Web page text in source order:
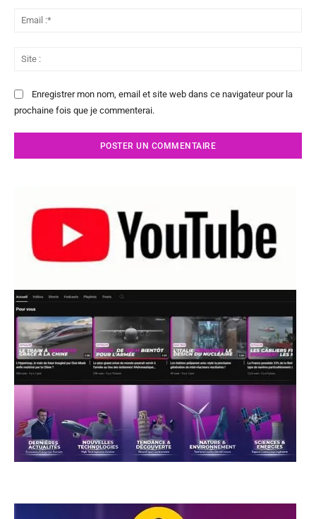
Enregistrer mon nom, email et site web dans ce navigateur pour la
prochaine fois que je commenterai.